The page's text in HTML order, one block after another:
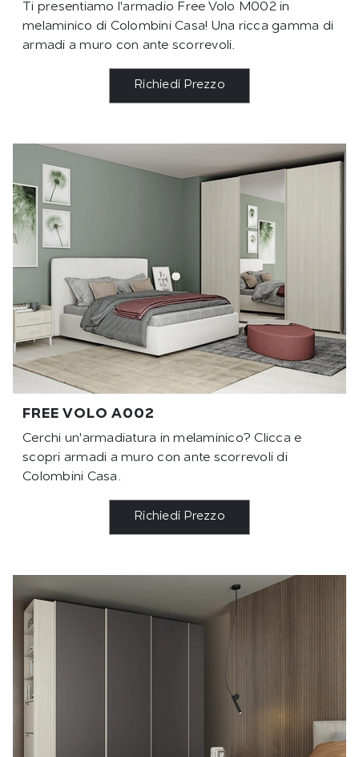
Ti presentiamo l'armadio Free Volo M002 in
melaminico di Colombini Casa! Una ricca gamma di
armadi a muro con ante scorrevoli.
Richiedi Prezzo
FREE VOLO A002
Cerchi un'armadiatura in melaminico? Clicca e
scopri armadi a muro con ante scorrevoli di
Colombini Casa.
Richiedi Prezzo